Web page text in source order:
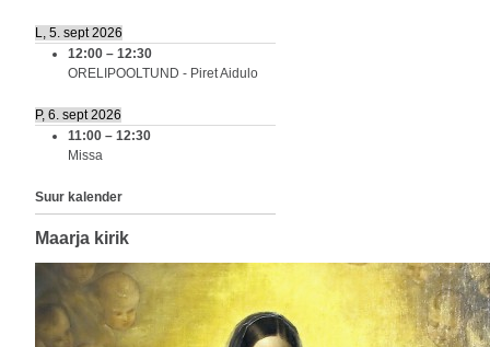
L, 5. sept 2026
12:00 – 12:30
ORELIPOOLTUND - Piret Aidulo
P, 6. sept 2026
11:00 – 12:30
Missa
Suur kalender
Maarja kirik